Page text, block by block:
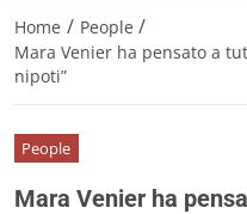
Home / People /
Mara Venier ha pensato a
nipoti”
People
Mara Venier ha